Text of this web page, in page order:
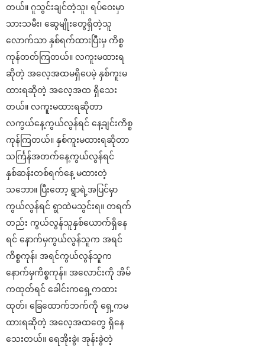
တယ်။ ဂူသွင်းချင်တဲ့သူ၊ ရပ်ဝေးမှာ
သားသမီး၊ ဆွေမျိုးတွေရှိတဲ့သူ
လောက်သာ နှစ်ရက်ထားပြီးမှ ကိစ္စ
ကုန်တတ်ကြတယ်။ လကူးမထားရ
ဆိုတဲ့ အလေ့အထမရှိပေမဲ့ နှစ်ကူးမ
ထားရဆိုတဲ့ အလေ့အထ ရှိသေး
တယ်။ လကူးမထားရဆိုတာ
လကွယ်နေ့ကွယ်လွန်ရင် နေ့ချင်းကိစ္စ
ကုန်ကြတယ်။ နှစ်ကူးမထားရဆိုတာ
သင်္ကြန်အတက်နေ့ကွယ်လွန်ရင်
နှစ်ဆန်းတစ်ရက်နေ့ မထားတဲ့
သဘော။ ပြီးတော့ ရွာရဲ့အပြင်မှာ
ကွယ်လွန်ရင် ရွာထဲမသွင်းရ။ တရက်
တည်း ကွယ်လွန်သူနှစ်ယောက်ရှိနေ
ရင် နောက်မှကွယ်လွန်သူက အရင်
ကိစ္စကုန်၊ အရင်ကွယ်လွန်သူက
နောက်မှကိစ္စကုန်။ အလောင်းကို အိမ်
ကထုတ်ရင် ခေါင်းကရှေ့ကထား
ထုတ်၊ ခြေထောက်ဘက်ကို ရှေ့ကမ
ထားရဆိုတဲ့ အလေ့အထတွေ ရှိနေ
သေးတယ်။ ရေအိုးခွဲ၊ အုန်းခွဲတဲ့